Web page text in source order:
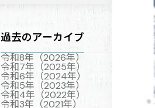
過去のアーカイブ
令和8年（2026年）
令和7年（2025年）
令和6年（2024年）
令和5年（2023年）
令和4年（2022年）
令和3年（2021年）